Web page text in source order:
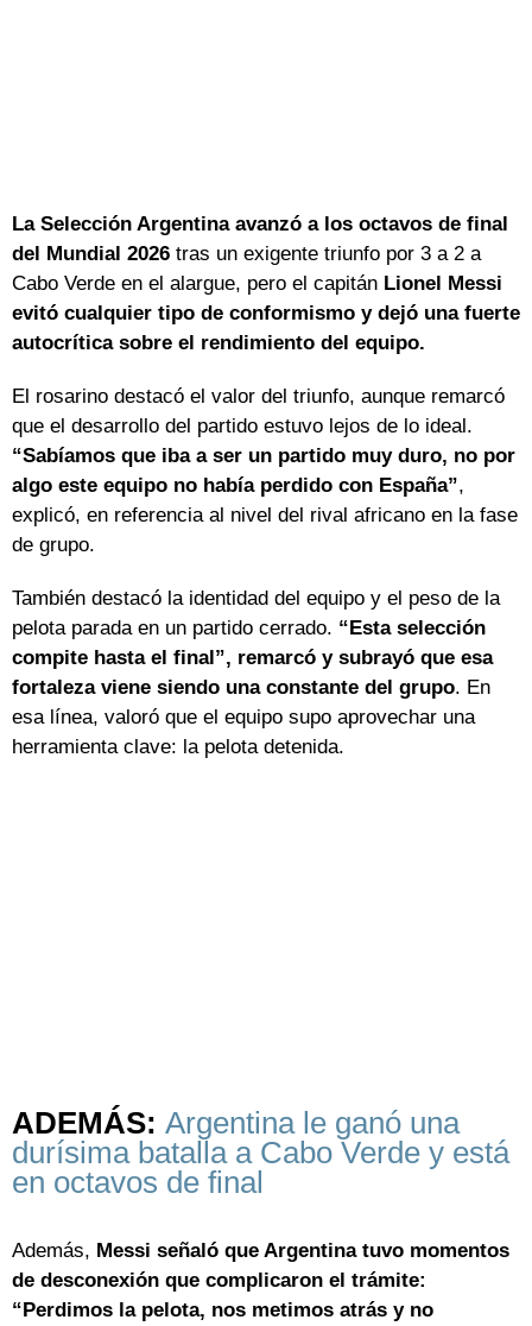
La Selección Argentina avanzó a los octavos de final
del Mundial 2026 tras un exigente triunfo por 3 a 2 a
Cabo Verde en el alargue, pero el capitán Lionel Messi
evitó cualquier tipo de conformismo y dejó una fuerte
autocrítica sobre el rendimiento del equipo.
El rosarino destacó el valor del triunfo, aunque remarcó
que el desarrollo del partido estuvo lejos de lo ideal.
“Sabíamos que iba a ser un partido muy duro, no por
algo este equipo no había perdido con España”,
explicó, en referencia al nivel del rival africano en la fase
de grupo.
También destacó la identidad del equipo y el peso de la
pelota parada en un partido cerrado. “Esta selección
compite hasta el final”, remarcó y subrayó que esa
fortaleza viene siendo una constante del grupo. En
esa línea, valoró que el equipo supo aprovechar una
herramienta clave: la pelota detenida.
ADEMÁS: Argentina le ganó una
durísima batalla a Cabo Verde y está
en octavos de final
Además, Messi señaló que Argentina tuvo momentos
de desconexión que complicaron el trámite:
“Perdimos la pelota, nos metimos atrás y no